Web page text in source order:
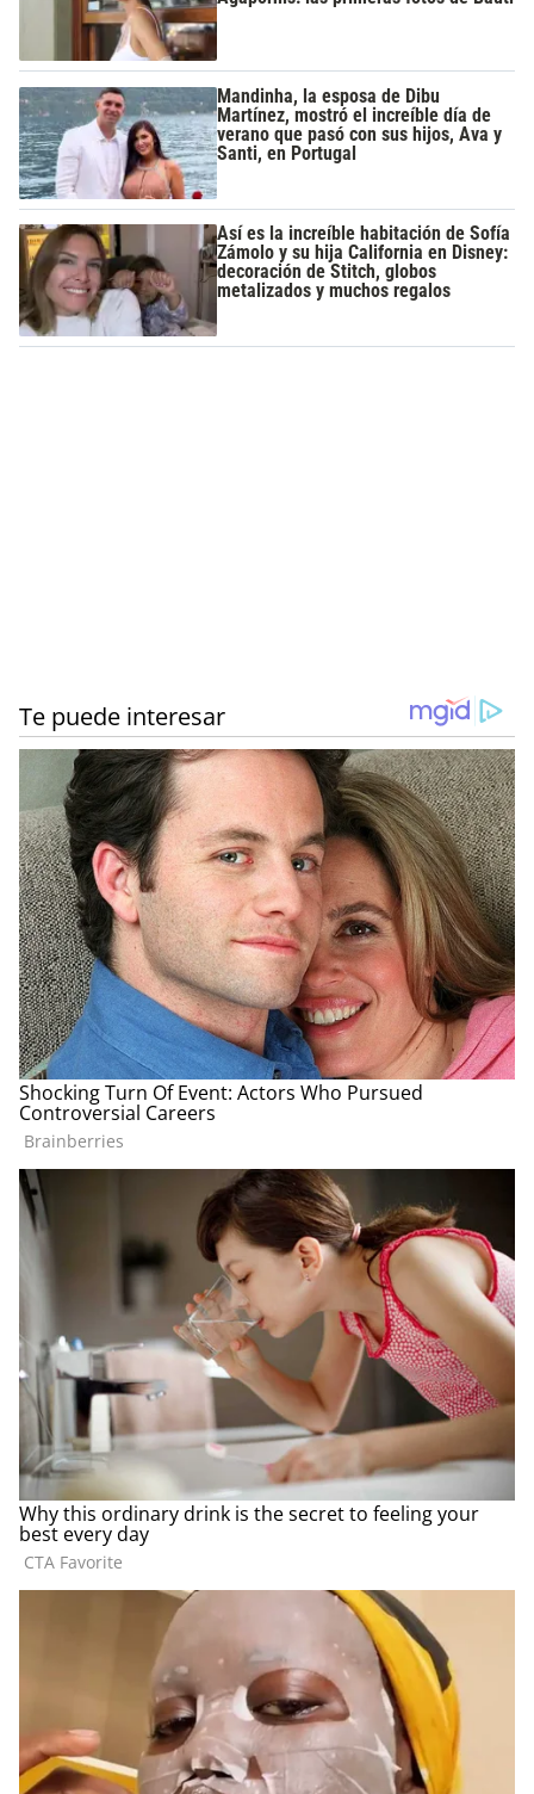
Mandinha, la esposa de Dibu
Martínez, mostró el increíble día de
verano que pasó con sus hijos, Ava y
Santi, en Portugal
Así es la increíble habitación de Sofía
Zámolo y su hija California en Disney:
decoración de Stitch, globos
metalizados y muchos regalos